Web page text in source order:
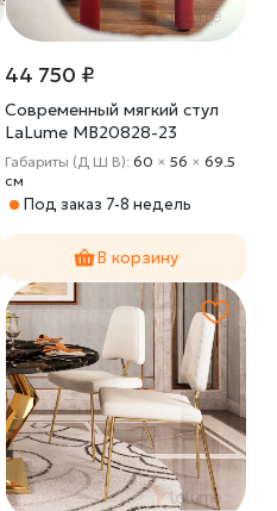
44 750 ₽
Современный мягкий стул
LaLume MB20828-23
Габариты (Д Ш В): 60 × 56 × 69.5
cм
Под заказ 7-8 недель
В корзину